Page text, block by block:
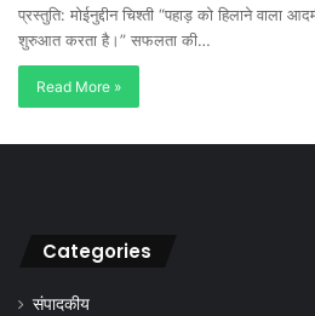
प्रस्तुति: मोईनुद्दीन चिश्ती “पहाड़ को हिलाने वाला
शुरुआत करता है।” सफलता की…
Read More »
Categories
संपादकीय